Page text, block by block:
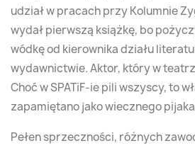
udział w pracach przy Kolumnie
wydał pierwszą książkę, bo
wódkę od kierownika działu
wydawnictwie. Aktor, który w
Choć w SPATiF-ie pili wszyscy, to
zapamiętano jako wiecznego pijaka
Pełen sprzeczności, różnych